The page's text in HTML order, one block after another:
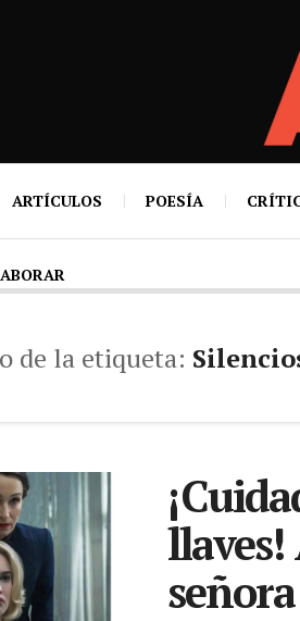
ARTÍCULOS POESÍA
de la etiqueta:
llaves!